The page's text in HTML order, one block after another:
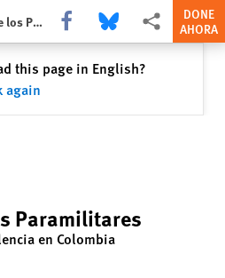
Herederos de los Paramilitares Share this via Facebook
Share this via Bluesky
Share this via
DONE
AHORA
this page in English?
again
Paramilitares
en Colombia